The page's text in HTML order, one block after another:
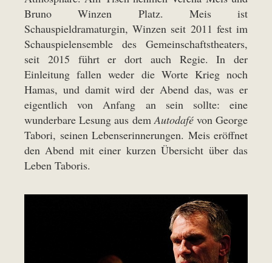
Bruno Winzen Platz. Meis ist
Schauspieldramaturgin, Winzen seit 2011 fest im
Schauspielensemble des Gemeinschaftstheaters,
seit 2015 führt er dort auch Regie. In der
Einleitung fallen weder die Worte Krieg noch
Hamas, und damit wird der Abend das, was er
eigentlich von Anfang an sein sollte: eine
wunderbare Lesung aus demAutodafévon George
Tabori, seinen Lebenserinnerungen. Meis eröffnet
den Abend mit einer kurzen Übersicht über das
Leben Taboris.